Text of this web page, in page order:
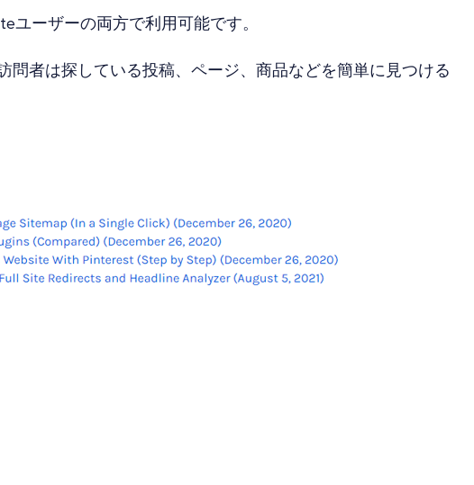
ユーザーの両方で利用可能です。
問者は探している投稿、ページ、商品などを簡単に見つける